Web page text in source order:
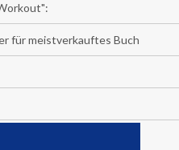
für meistverkauftes Buch